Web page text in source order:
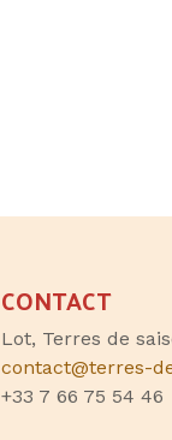
CONTACT
Lot, Terres de
contact@terres-
+33 7 66 75 54 46